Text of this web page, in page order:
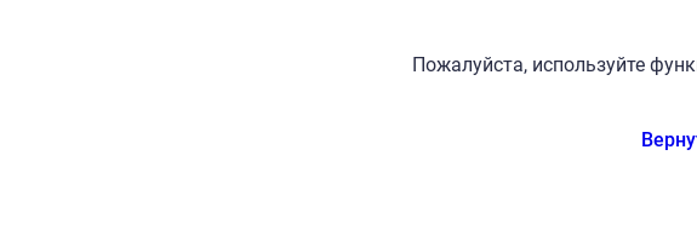
Пожалуйста, используйте